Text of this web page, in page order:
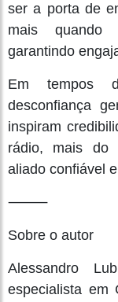
ser a porta de
mais quando
garantindo
Em tempos
desconfiança
inspiram
rádio, mais do
aliado confiável
⸻
Sobre o autor
Alessandro
especialista em